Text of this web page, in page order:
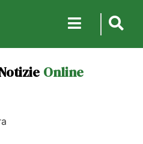
Online